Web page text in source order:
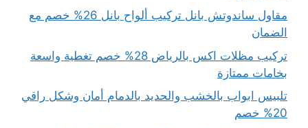
مقاول ساندوتش بانل تركيب ألواح بانل 26% خصم مع
الضمان
تركيب مظلات اكس بالرياض 28% خصم تغطية واسعة
بخامات ممتازة
تلبيس ابواب بالخشب والحديد بالدمام أمان وشكل راقي
20% خصم